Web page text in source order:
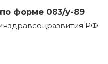
форме 083/у-89
РФ